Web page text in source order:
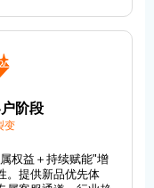
阶段
变
权益＋持续赋能"增
。提供新品优先体